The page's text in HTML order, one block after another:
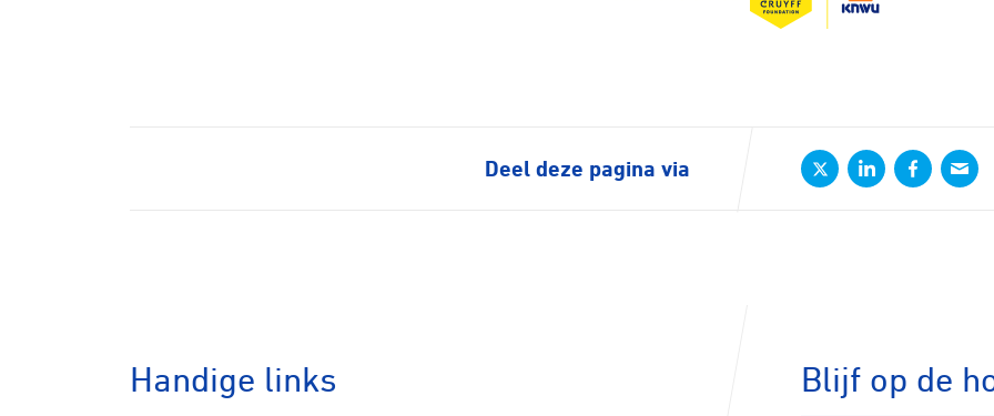
Deel deze pagina via
Handige links Blijf op de